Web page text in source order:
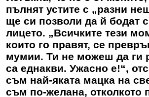
пълнят устите с „разни
ще си позволи да й бодат
лицето. „Всичките тези
които го правят, се
мумии. Ти не можеш да ги
са еднакви. Ужасно е!“,
съм най-яката мацка на
съм по-желана, отколкото